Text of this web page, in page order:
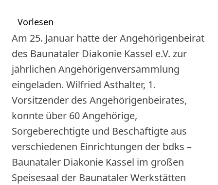
Vorlesen
Am 25. Januar hatte der Angehörigenbeirat
des Baunataler Diakonie Kassel e.V. zur
jährlichen Angehörigenversammlung
eingeladen. Wilfried Asthalter, 1.
Vorsitzender des Angehörigenbeirates,
konnte über 60 Angehörige,
Sorgeberechtigte und Beschäftigte aus
verschiedenen Einrichtungen der bdks –
Baunataler Diakonie Kassel im großen
Speisesaal der Baunataler Werkstätten